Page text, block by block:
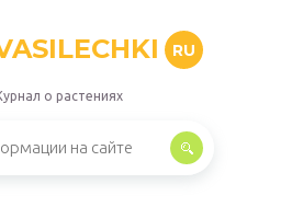
RU
о растениях